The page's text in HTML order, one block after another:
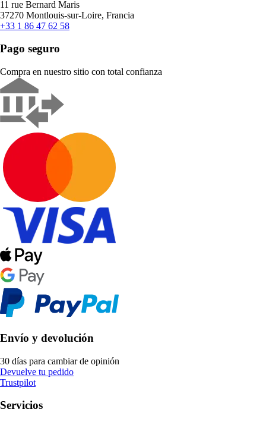
11 rue Bernard Maris
37270 Montlouis-sur-Loire, Francia
+33 1 86 47 62 58
Pago seguro
Compra en nuestro sitio con total confianza
Envío y devolución
30 días para cambiar de opinión
Devuelve tu pedido
Trustpilot
Servicios